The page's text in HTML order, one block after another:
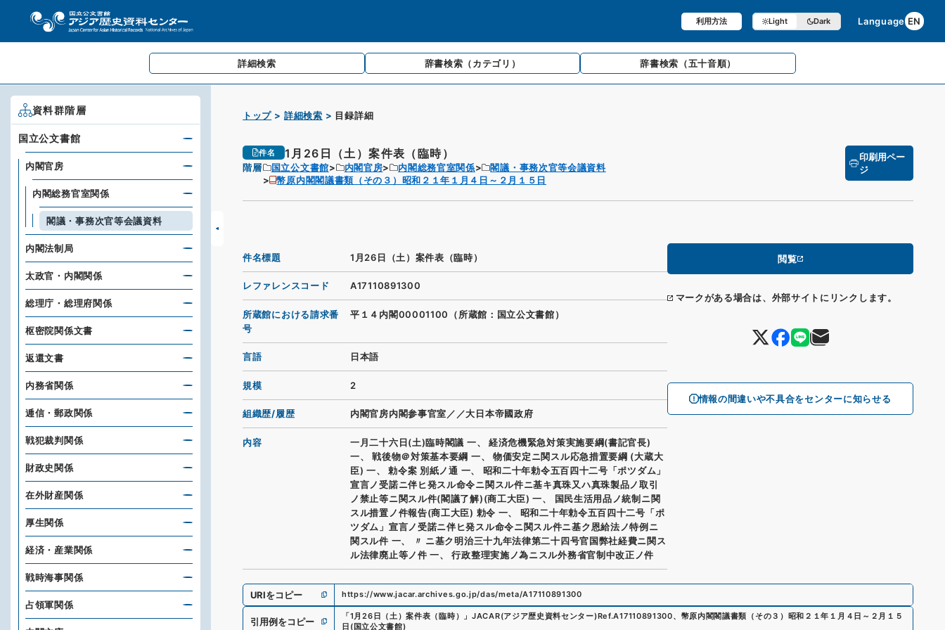
利用方法 Light Dark Language EN
詳細検索 辞書検索 （カテゴリ） 辞書検索 （五十音順）
トップ 詳細検索 目録詳細
件名 1月26日（土）案件表（臨時）
階層 国立公文書館 内閣官房 内閣総務官室関係
閣議・事務次官等会議資料
幣原内閣閣議書類（その３）昭和２１年１月４日～２月１５日
印刷用ペー
ジ
閲覧
マークがある場合は、外部サイトにリンクします。
情報の間違いや不具合をセンターに知らせる
件名標題 1月26日（土）案件表（臨時）
レファレンスコード A17110891300
所蔵館における請求番
号
平１４内閣00001100（所蔵館：国立公文書館）
言語 日本語
規模 2
組織歴/履歴 内閣官房内閣参事官室／／大日本帝國政府
内容
一月二十六日(土)臨時閣議 一、 経済危機緊急対策実施要綱(書記官長)
一、 戦後物＠対策基本要綱 一、 物価安定ニ関スル応急措置要綱 (大蔵大
臣) 一、 勅令案 別紙ノ通 一、 昭和二十年勅令五百四十二号「ポツダム」
宣言ノ受諾ニ伴ヒ発スル命令ニ関スル件ニ基キ真珠又ハ真珠製品ノ取引
ノ禁止等ニ関スル件(閣議了解)(商工大臣) 一、 国民生活用品ノ統制ニ関
スル措置ノ件報告(商工大臣) 勅令 一、 昭和二十年勅令五百四十二号「ポ
ツダム」宣言ノ受諾ニ伴ヒ発スル命令ニ関スル件ニ基ク恩給法ノ特例ニ
関スル件 一、 〃 ニ基ク明治三十九年法律第二十四号官国弊社経費ニ関ス
ル法律廃止等ノ件 一、 行政整理実施ノ為ニスル外務省官制中改正ノ件
URIをコピー https://www.jacar.archives.go.jp/das/meta/A17110891300
引用例をコピー 「1月26日（土）案件表（臨時） 」 JACAR(アジア歴史資料センター)Ref.A17110891300、 幣原内閣閣議書類（その３）昭和２１年１月４日～２月１５
日 (国立公文書館)
資料群階層
国立公文書館
内閣官房
内閣総務官室関係
閣議・事務次官等会議資料
内閣法制局
太政官・内閣関係
総理庁・総理府関係
枢密院関係文書
返還文書
内務省関係
逓信・郵政関係
戦犯裁判関係
財政史関係
在外財産関係
厚生関係
経済・産業関係
戦時海事関係
占領軍関係